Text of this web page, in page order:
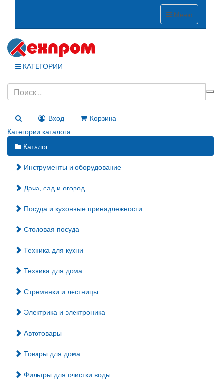
Меню
КАТЕГОРИИ
Вход
Корзина
Категории каталога
Каталог
Инструменты и оборудование
Дача, сад и огород
Посуда и кухонные принадлежности
Столовая посуда
Техника для кухни
Техника для дома
Стремянки и лестницы
Электрика и электроника
Автотовары
Товары для дома
Фильтры для очистки воды